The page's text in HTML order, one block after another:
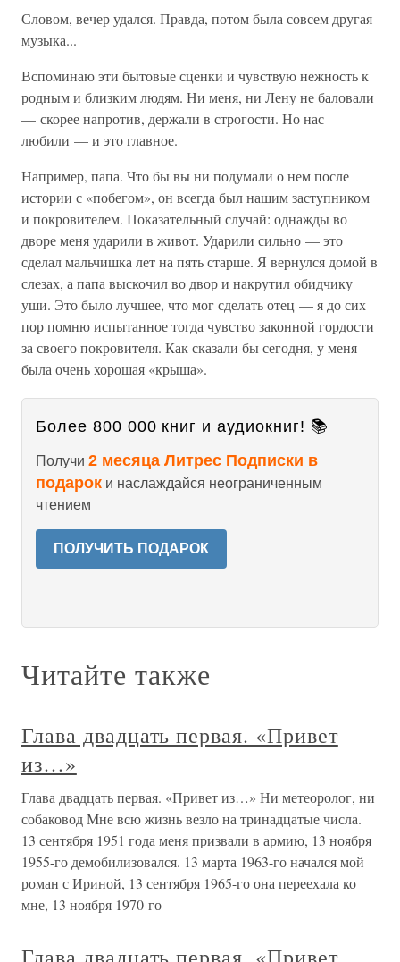
Словом, вечер удался. Правда, потом была совсем другая
музыка...
Вспоминаю эти бытовые сценки и чувствую нежность к
родным и близким людям. Ни меня, ни Лену не баловали
— скорее напротив, держали в строгости. Но нас
любили — и это главное.
Например, папа. Что бы вы ни подумали о нем после
истории с «побегом», он всегда был нашим заступником
и покровителем. Показательный случай: однажды во
дворе меня ударили в живот. Ударили сильно — это
сделал мальчишка лет на пять старше. Я вернулся домой в
слезах, а папа выскочил во двор и накрутил обидчику
уши. Это было лучшее, что мог сделать отец — я до сих
пор помню испытанное тогда чувство законной гордости
за своего покровителя. Как сказали бы сегодня, у меня
была очень хорошая «крыша».
Более 800 000 книг и аудиокниг! 📚
Получи 2 месяца Литрес Подписки в
подарок и наслаждайся неограниченным
чтением
ПОЛУЧИТЬ ПОДАРОК
Читайте также
Глава двадцать первая. «Привет
из…»
Глава двадцать первая. «Привет из…» Ни метеоролог, ни
собаковод Мне всю жизнь везло на тринадцатые числа.
13 сентября 1951 года меня призвали в армию, 13 ноября
1955-го демобилизовался. 13 марта 1963-го начался мой
роман с Ириной, 13 сентября 1965-го она переехала ко
мне, 13 ноября 1970-го